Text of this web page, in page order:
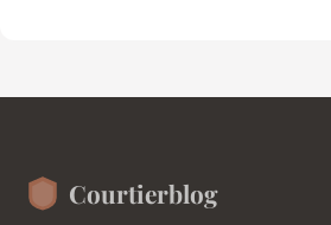
Courtierblog